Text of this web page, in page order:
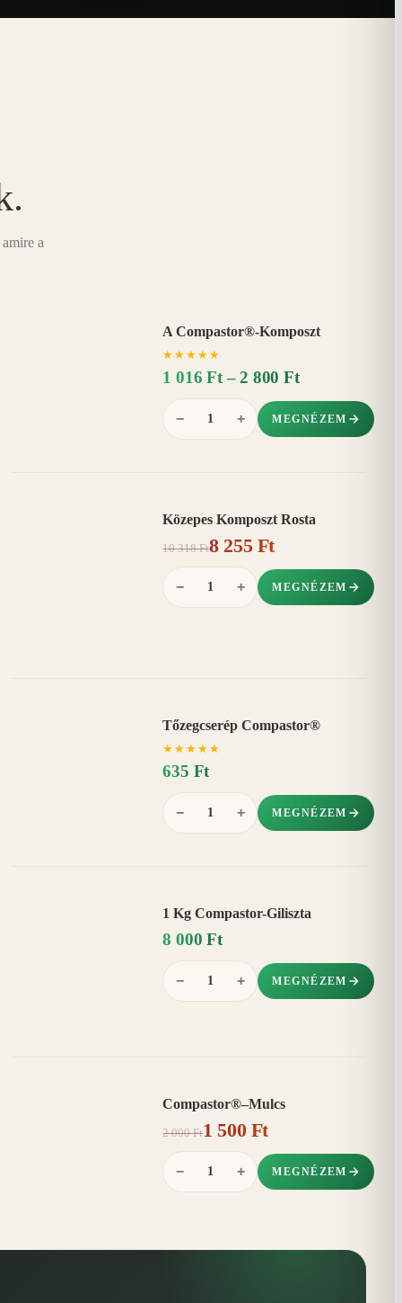
a
A Compastor®-Komposzt
★ ★ ★ ★ ★
1 016 Ft – 2 800 Ft
− + MEGNÉZEM
Közepes Komposzt Rosta
10 318 Ft8 255 Ft
− + MEGNÉZEM
Tőzegcserép Compastor®
★ ★ ★ ★ ★
635 Ft
− + MEGNÉZEM
1 Kg Compastor-Giliszta
8 000 Ft
− + MEGNÉZEM
Compastor®–Mulcs
2 000 Ft1 500 Ft
− + MEGNÉZEM